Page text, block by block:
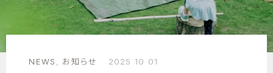
NEWS お知らせ 2025 10 01